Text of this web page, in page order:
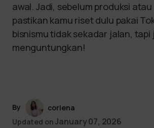
awal. Jadi, sebelum produksi
pastikan kamu riset dulu pakai
bisnismu tidak sekadar jalan, tapi
menguntungkan!
By
coriena
Updated on January 07, 2026